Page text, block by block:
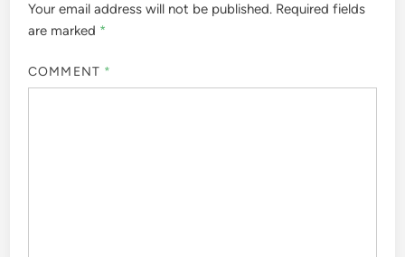
Your email address will not be published. Required fields
are marked *
COMMENT *